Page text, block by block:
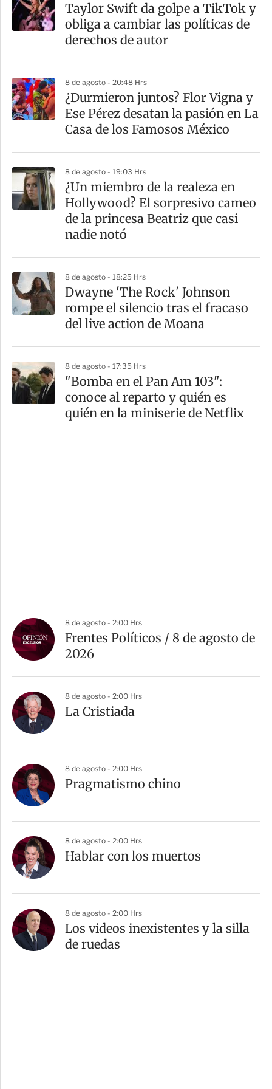
r
t
Taylor Swift da golpe a TikTok y
obliga a cambiar las políticas de
derechos de autor
8 de agosto - 20:48 Hrs
¿Durmieron juntos? Flor Vigna y
Ese Pérez desatan la pasión en La
Casa de los Famosos México
8 de agosto - 19:03 Hrs
¿Un miembro de la realeza en
Hollywood? El sorpresivo cameo
de la princesa Beatriz que casi
nadie notó
8 de agosto - 18:25 Hrs
Dwayne 'The Rock' Johnson
rompe el silencio tras el fracaso
del live action de Moana
8 de agosto - 17:35 Hrs
"Bomba en el Pan Am 103":
conoce al reparto y quién es
quién en la miniserie de Netflix
8 de agosto - 2:00 Hrs
Frentes Políticos / 8 de agosto de
2026
8 de agosto - 2:00 Hrs
La Cristiada
8 de agosto - 2:00 Hrs
Pragmatismo chino
8 de agosto - 2:00 Hrs
Hablar con los muertos
8 de agosto - 2:00 Hrs
Los videos inexistentes y la silla
de ruedas